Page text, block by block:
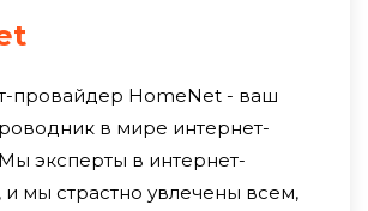
и с каждым годом скорость
становиться еще выше.
провайдер HomeNet - ваш
в мире интернет-
эксперты в интернет-
и мы страстно увлечены всем,